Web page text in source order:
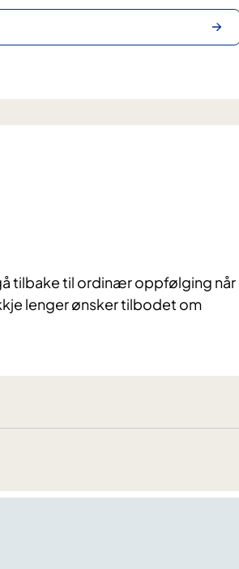
tilbake til ordinær oppfølging når
lenger ønsker tilbodet om